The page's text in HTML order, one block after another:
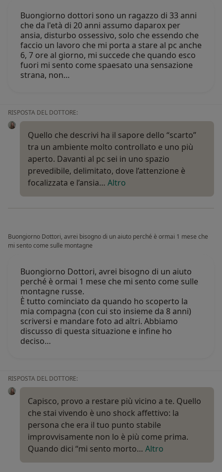
Buongiorno dottori sono un ragazzo di 33 anni
che da l'età di 20 anni assumo daparox per
ansia, disturbo ossessivo, solo che essendo che
faccio un lavoro che mi porta a stare al pc anche
6, 7 ore al giorno, mi succede che quando esco
fuori mi sento come spaesato una sensazione
strana, non…
RISPOSTA DEL DOTTORE:
Quello che descrivi ha il sapore dello “scarto”
tra un ambiente molto controllato e uno più
aperto. Davanti al pc sei in uno spazio
prevedibile, delimitato, dove l’attenzione è
focalizzata e l’ansia… Altro
Buongiorno Dottori, avrei bisogno di un aiuto perché è ormai 1 mese che
mi sento come sulle montagne
Buongiorno Dottori, avrei bisogno di un aiuto
perché è ormai 1 mese che mi sento come sulle
montagne russe.
È tutto cominciato da quando ho scoperto la
mia compagna (con cui sto insieme da 8 anni)
scriversi e mandare foto ad altri. Abbiamo
discusso di questa situazione e infine ho
deciso…
RISPOSTA DEL DOTTORE:
Capisco, provo a restare più vicino a te. Quello
che stai vivendo è uno shock affettivo: la
persona che era il tuo punto stabile
improvvisamente non lo è più come prima.
Quando dici “mi sento morto… Altro